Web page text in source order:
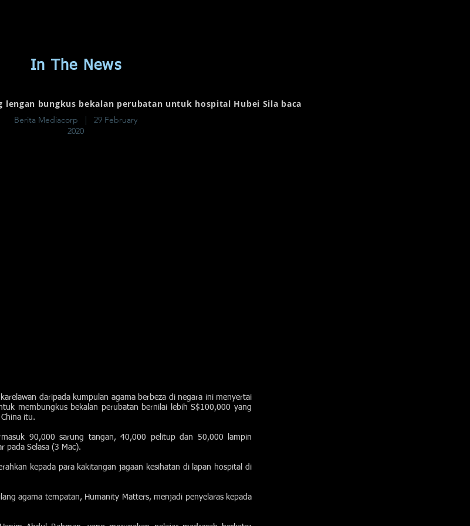
In The News
lengan bungkus bekalan perubatan untuk hospital Hubei Sila baca
Berita Mediacorp | 29 February
2020
daripada kumpulan agama berbeza di negara ini menyertai
membungkus bekalan perubatan bernilai lebih S$100,000 yang
itu.
90,000 sarung tangan, 40,000 pelitup dan 50,000 lampin
pada Selasa (3 Mac).
kepada para kakitangan jagaan kesihatan di lapan hospital di
agama tempatan, Humanity Matters, menjadi penyelaras kepada